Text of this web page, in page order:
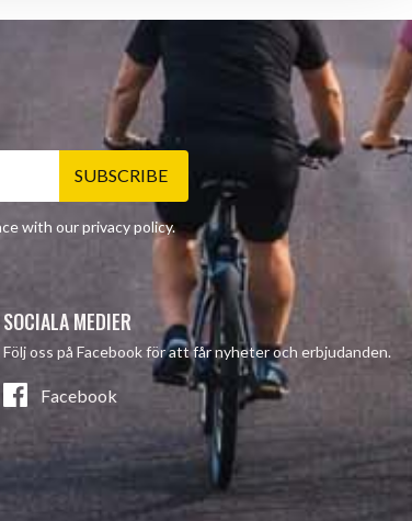
SUBSCRIBE
with ourprivacy policy.
SOCIALA MEDIER
Följ oss på Facebook för att får nyheter och erbjudanden.
Facebook